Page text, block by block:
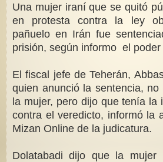
Una mujer iraní que se quitó
en protesta contra la ley
pañuelo en Irán fue
prisión, según informo el poder
El fiscal jefe de Teherán,
quien anunció la sentencia,
la mujer, pero dijo que tenía la
contra el veredicto, informó la
Mizan Online de la judicatura.
Dolatabadi dijo que la mujer